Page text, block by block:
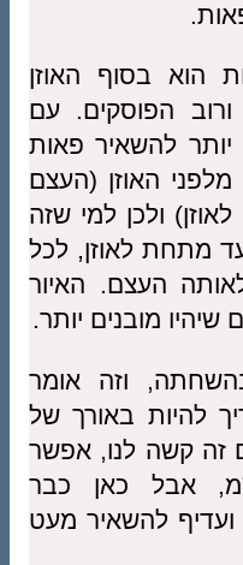
הוא בסוף האוזן
הפוסקים. עם
להשאיר פאות
האוזן (העצם
ולכן למי שזה
מתחת לאוזן, לכל
העצם. האיור
מובנים יותר.
וזה אומר
להיות באורך של
זה קשה לנו, אפשר
3-5 מ”מ, אבל כאן כבר
להשאיר מעט